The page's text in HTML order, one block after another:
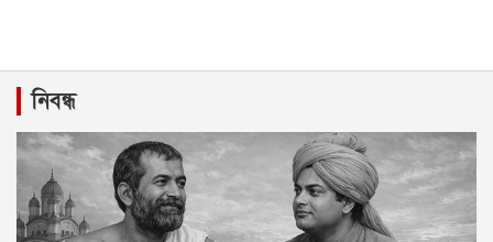
নিবন্ধ